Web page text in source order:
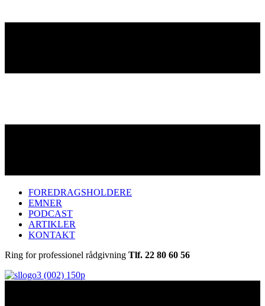
FOREDRAGSHOLDERE
EMNER
PODCAST
ARTIKLER
KONTAKT
Ring for professionel rådgivning Tlf. 22 80 60 56